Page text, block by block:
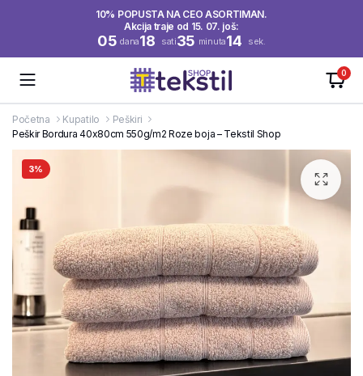
10% POPUSTA NA CEO ASORTIMAN.
Akcija traje od 15. 07. još:
05 dana18 sati35 minuta14 sek.
0
Početna Kupatilo
Peškiri
Peškir Bordura 40x80cm 550g/m2 Roze boja – Tekstil Shop
3%